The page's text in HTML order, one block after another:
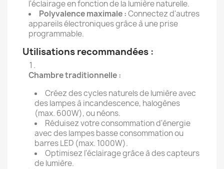
l'éclairage en fonction de la lumière naturelle.
Polyvalence maximale :Connectez d'autres
appareils électroniques grâce à une prise
programmable.
Utilisations recommandées :
Chambre traditionnelle :
Créez des cycles naturels de lumière avec
des lampes à incandescence, halogènes
(max. 600W), ou néons.
Réduisez votre consommation d'énergie
avec des lampes basse consommation ou
barres LED (max. 1000W).
Optimisez l'éclairage grâce à des capteurs
de lumière.